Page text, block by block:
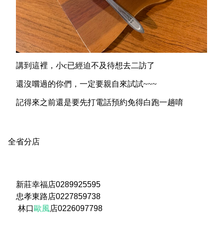
講到這裡，小c已經迫不及待想去二訪了
還沒嚐過的你們，一定要親自來試試~~~
記得來之前還是要先打電話預約免得白跑一趟唷
全省分店
新莊幸福店0289925595
忠孝東路店0227859738
林口 歐風店0226097798